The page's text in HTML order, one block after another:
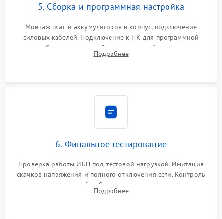
5. Сборка и программная настройка
Монтаж плат и аккумуляторов в корпус, подключение
силовых кабелей. Подключение к ПК для программной
калибровки констант батареи, настройки порогов
срабатывания AVR и сброса счетчиков старения АКБ.
Подробнее
6. Финальное тестирование
Проверка работы ИБП под тестовой нагрузкой. Имитация
скачков напряжения и полного отключения сети. Контроль
времени автономной работы, температурного режима и
корректности формы выходного сигнала.
Подробнее